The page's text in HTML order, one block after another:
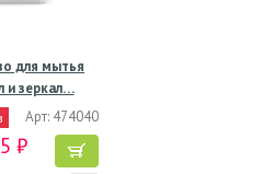
для мытья
и зеркал…
Арт: 474040
₽